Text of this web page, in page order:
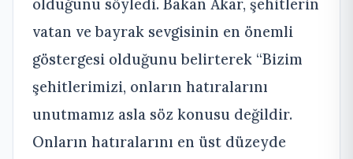
olduğunu söyledi. Bakan Akar, şehitlerin
vatan ve bayrak sevgisinin en önemli
göstergesi olduğunu belirterek “Bizim
şehitlerimizi, onların hatıralarını
unutmamız asla söz konusu değildir.
Onların hatıralarını en üst düzeyde